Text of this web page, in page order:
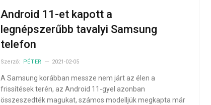
Android 11-et kapott a
legnépszerűbb tavalyi Samsung
telefon
Szerző: PÉTER 2021-02-05
A Samsung korábban messze nem járt az élen a
frissítések terén, az Android 11-gyel azonban
összeszedték magukat, számos modelljük megkapta már